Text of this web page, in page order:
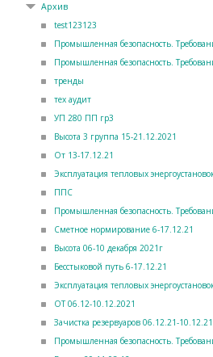
Архив
test123123
Промышленная безопасность.
Промышленная безопасность.
тренды
тех аудит
УП 280 ПП гр3
Высота 3 группа 15-21.12.2021
От 13-17.12.21
Эксплуатация тепловых
ППС
Промышленная безопасность.
Сметное нормирование 6-17.12.21
Высота 06-10 декабря 2021г
Бесстыковой путь 6-17.12.21
Эксплуатация тепловых
ОТ 06.12-10.12.2021
Зачистка резервуаров 06.12.21-10.12.21
Промышленная безопасность.